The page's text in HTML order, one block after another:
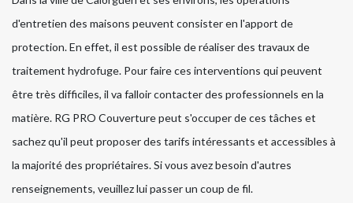
d'entretien des maisons peuvent consister en l'apport de
protection. En effet, il est possible de réaliser des travaux de
traitement hydrofuge. Pour faire ces interventions qui peuvent
être très difficiles, il va falloir contacter des professionnels en la
matière. RG PRO Couverture peut s'occuper de ces tâches et
sachez qu'il peut proposer des tarifs intéressants et accessibles à
la majorité des propriétaires. Si vous avez besoin d'autres
renseignements, veuillez lui passer un coup de fil.